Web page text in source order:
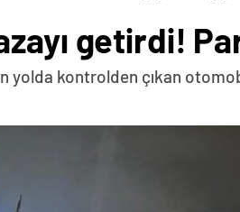
getirdi!
yolda kontrolden çıkan